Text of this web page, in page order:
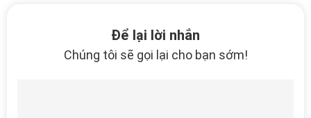
Để lại lời nhắn
Chúng tôi sẽ gọi lại cho bạn sớm!